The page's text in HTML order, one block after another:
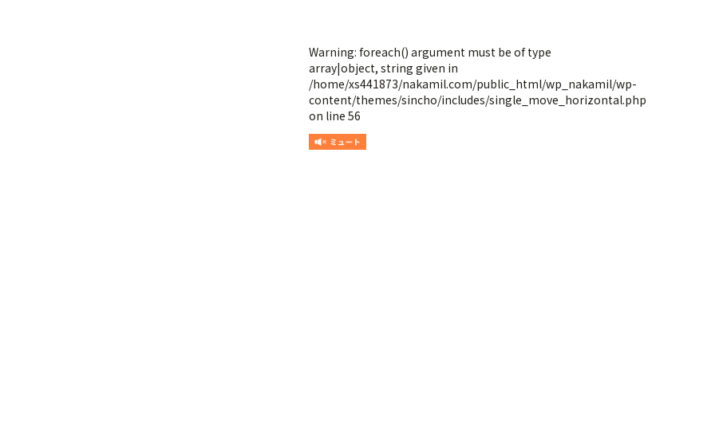
Warning: foreach() argument must be of type
array|object, string given in
/home/xs441873/nakamil.com/public_html/wp_nakamil/wp-
content/themes/sincho/includes/single_move_horizontal.php
on line 56